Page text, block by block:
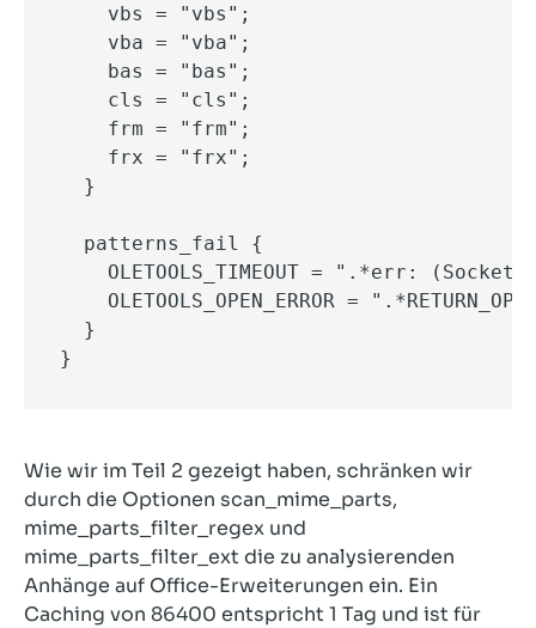
    vbs = "vbs";
    vba = "vba";
    bas = "bas";
    cls = "cls";
    frm = "frm";
    frx = "frx";
  }
  patterns_fail {
OLETOOLS_TIMEOUT = ".*err: (Socket
OLETOOLS_OPEN_ERROR =
  }
}
Wie wir im Teil 2 gezeigt haben, schränken wir
durch die Optionen scan_mime_parts,
mime_parts_filter_regex und
mime_parts_filter_ext die zu analysierenden
Anhänge auf Office-Erweiterungen ein. Ein
Caching von 86400 entspricht 1 Tag und ist für